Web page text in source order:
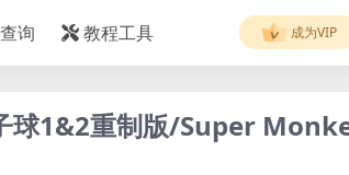
询 教程工具 成为VIP
球1&2重制版/Super